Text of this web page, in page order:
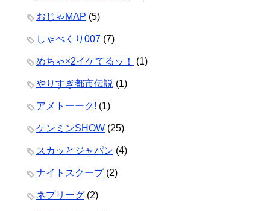
おじゃMAP (5)
しゃべくり007 (7)
めちゃ×2イケてるッ！ (1)
やりすぎ都市伝説 (1)
アメトーーク! (1)
ケンミンSHOW (25)
スカッとジャパン (4)
ナイトスクープ(2)
ネプリーグ (2)